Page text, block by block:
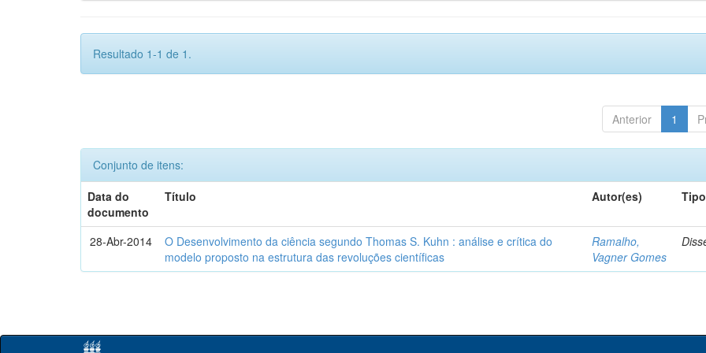
Resultado 1-1 de 1.
Anterior 1
Conjunto de itens:
Data do
documento
Título Autor(es) Tipo
28-Abr-2014
O Desenvolvimento da ciência segundo Thomas S. Kuhn : análise e crítica do
modelo proposto na estrutura das revoluções científicas
Ramalho,
Vagner Gomes